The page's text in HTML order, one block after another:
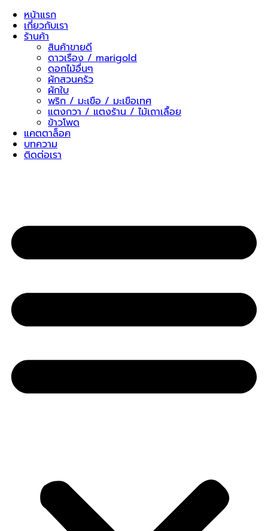
Skip
content
หน้าแรก
เกี่ยวกับเรา
ร้านค้า
สินค้าขายดี
ดาวเรือง / marigold
ดอกไม้อื่นๆ
ผักสวนครัว
ผักใบ
พริก / มะเขือ / มะเขือเทศ
แตงกวา / แตงร้าน / ไม้เถาเลื้อย
ข้าวโพด
แคตตาล็อค
บทความ
ติดต่อเรา